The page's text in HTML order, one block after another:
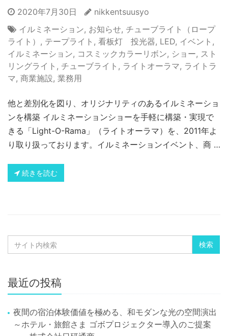
2020年7月30日
nikkentsuusyo
イルミネーション, お知らせ, チューブライト（ロープ
ライト） , テープライト , 看板灯 投光器, LED, イベント ,
イルミネーション, コスミックカラーリボン, ショー, スト
リングライト , チューブライト , ライトオーラマ, ライトラ
マ, 商業施設, 業務用
他と差別化を図り、オリジナリティのあるイルミネーショ
ンを構築 イルミネーションショーを手軽に構築・実現で
きる「Light-O-Rama」（ライトオーラマ）を、2011年よ
り取り扱っております。イルミネーションイベント、商 …
続きを読む
最近の投稿
夜間の宿泊体験価値を極める、和モダンな光の空間演出
～ホテル・旅館さま ゴボプロジェクター導入のご提案